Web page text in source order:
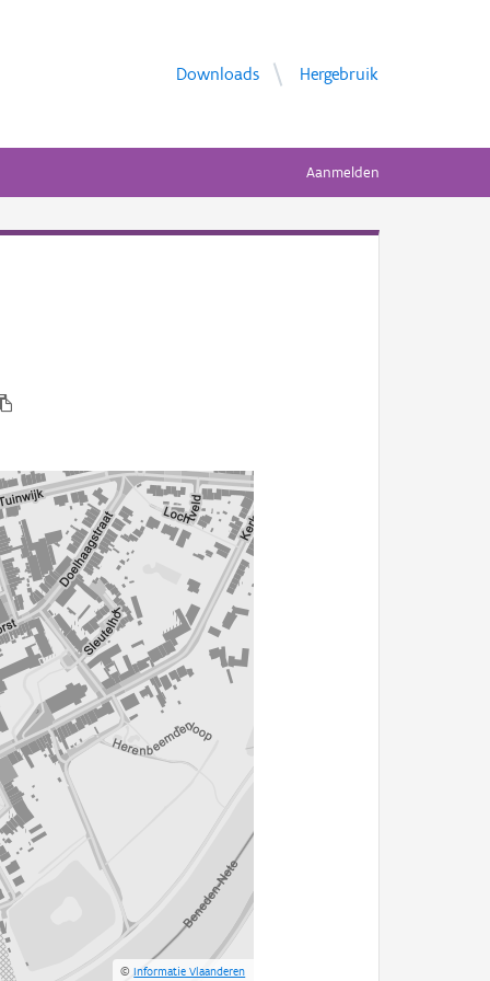
Downloads Hergebruik
Aanmelden
©Informatie Vlaanderen